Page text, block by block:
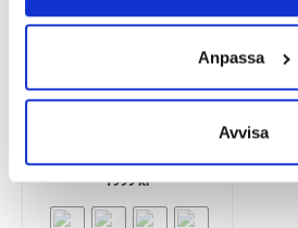
Anpassa
Avvisa
Saucony Echelon 10
1999kr